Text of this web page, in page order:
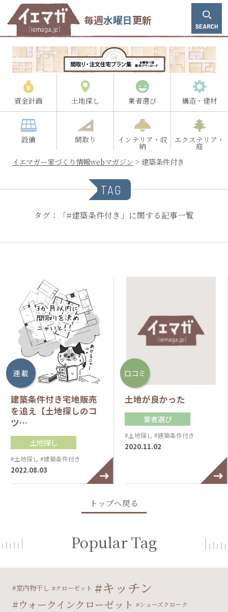
毎週水曜日更新
資金計画 土地探し 業者選び 構造・建材
設備 間取り インテリア・収
納
エクステリア・
庭
イエマガー家づくり情報webマガジン > 建築条件付き
TAG
タグ：「#建築条件付き」に関する記事一覧
連 載
建築条件付き宅地販売
を追え【土地探しのコ
ツ…
土地探し
#土地探し #建築条件付き
2022.08.03
口コミ
土地が良かった
業者選び
#土地探し #建築条件付き
2020.11.02
トップへ戻る
Popular Tag
室内物干し クローゼット キッチン
ウォークインクローゼット シューズクローク